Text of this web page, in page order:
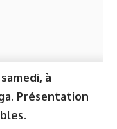
à
Présentation